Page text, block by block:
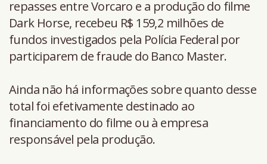
repasses entre Vorcaro e a produção do filme
Dark Horse, recebeu R$ 159,2 milhões de
fundos investigados pela Polícia Federal por
participarem de fraude do Banco Master.
Ainda não há informações sobre quanto desse
total foi efetivamente destinado ao
financiamento do filme ou à empresa
responsável pela produção.